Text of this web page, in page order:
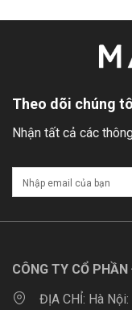
Theo dõi chúng
Nhận tất cả các
CÔNG TY CỔ
ĐỊA CHỈ: Hà